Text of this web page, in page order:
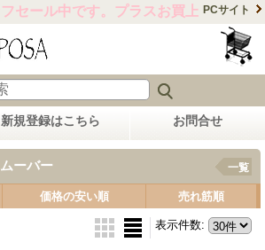
セール中です。プラスお買上げ合計金
PCサイト
新規登録はこちら お問合せ
ーバー 一覧
価格の安い順 売れ筋順
表示件数: